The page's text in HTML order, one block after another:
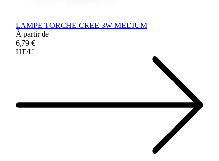
LAMPE TORCHE CREE 3W MEDIUM
À partir de
6,79 €
HT/U